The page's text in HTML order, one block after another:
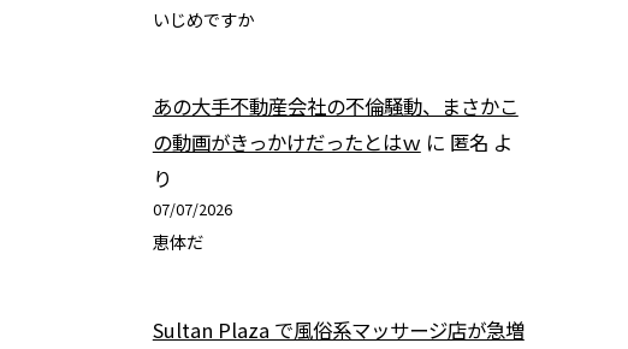
いじめですか
あの大手不動産会社の不倫騒動、まさかこ
の動画がきっかけだったとはｗ に 匿名 よ
り
07/07/2026
恵体だ
Sultan Plaza で風俗系マッサージ店が急増